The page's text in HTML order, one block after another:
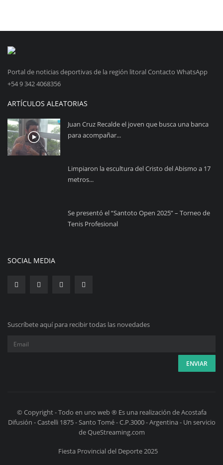
Portal de noticias deportivas de la región litoral Contacto WhatsApp
+54 9 342 4068356
ARTÍCULOS ALEATORIAS
Juan Cruz Recalde el joven que busca una banca
para acompañar...
Limpiaron la escultura del Cristo del Abismo a 17
metros...
Se presentó el “Santoto Open 2025” – Torneo de
Tenis Profesional
SOCIAL MEDIA
Suscríbete aquí para recibir todas las novedades
© Copyright - Todo en uno web ® Es una realización de Acostafa
Difusión - Castelli 1875 - Santo Tomé - C.P.3000 - Argentina - Un servicio
de QueStreaming.com
Fiesta Provincial del Deporte 2025